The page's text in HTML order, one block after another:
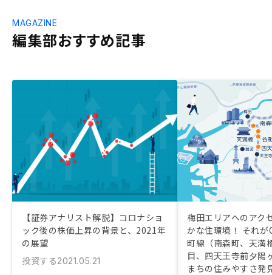
編集部おすすめ記事
MAGAZINE
【証券アナリスト解説】コロナショ
ック後の株価上昇の背景と、2021年
の展望
投資する2021.05.21
梅田エリアへのアク
かな住環境！ それ
町線（南森町、天満
目、四天王寺前夕陽
まちの住みやすさ発